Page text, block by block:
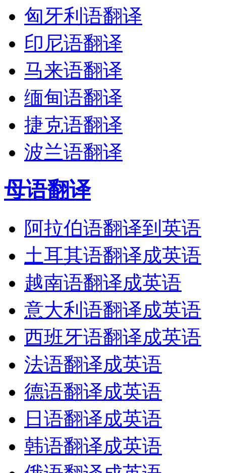
匈牙利语翻译
印尼语翻译
马来语翻译
缅甸语翻译
捷克语翻译
波兰语翻译
母语翻译
阿拉伯语翻译到英语
土耳其语翻译成英语
越南语翻译成英语
意大利语翻译成英语
西班牙语翻译成英语
法语翻译成英语
德语翻译成英语
日语翻译成英语
韩语翻译成英语